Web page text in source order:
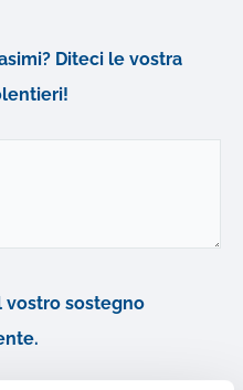
Diteci le vostra
vostro sostegno